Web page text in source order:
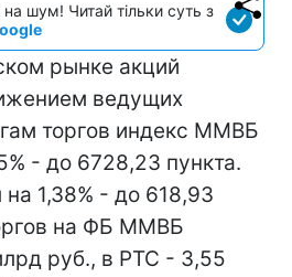
шум! Читай тільки суть з
рынке акций
ведущих
торгов индекс ММВБ
- до 6728,23 пункта.
1,38% - до 618,93
на ФБ ММВБ
руб., в РТС - 3,55